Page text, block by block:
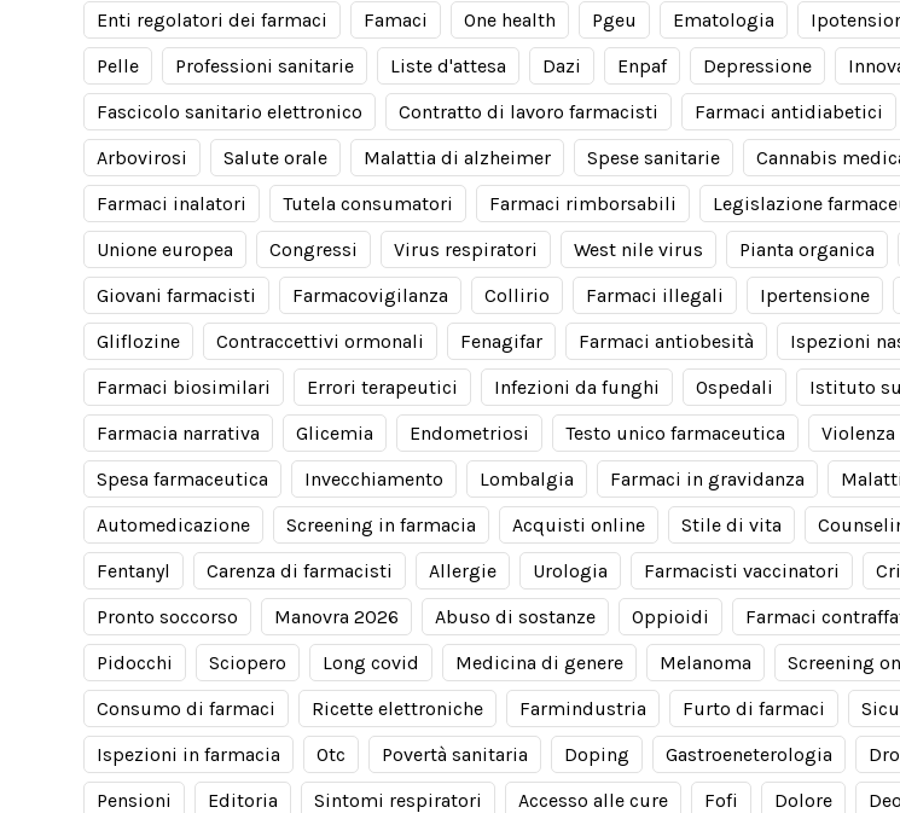
Enti regolatori dei farmaci
Famaci One health Pgeu Ematologia
Pelle
Professioni sanitarie Liste d'attesa Dazi Enpaf Depressione
Fascicolo sanitario elettronico
Contratto di lavoro farmacisti Farmaci antidiabetici
Arbovirosi
Salute orale Malattia di alzheimer Spese sanitarie Cannabis
Farmaci inalatori
Tutela consumatori Farmaci rimborsabili Legislazione
Unione europea
Congressi Virus respiratori West nile virus Pianta organica
Giovani farmacisti
Farmacovigilanza Collirio Farmaci illegali Ipertensione
Gliflozine
Contraccettivi ormonali Fenagifar Farmaci antiobesità Ispezioni
Farmaci biosimilari
Errori terapeutici Infezioni da funghi Ospedali
Istituto
Farmacia narrativa
Glicemia Endometriosi Testo unico farmaceutica
Spesa farmaceutica
Invecchiamento Lombalgia Farmaci in gravidanza
Automedicazione
Screening in farmacia Acquisti online Stile di vita
Fentanyl
Carenza di farmacisti Allergie Urologia Farmacisti vaccinatori
Pronto soccorso
Manovra 2026 Abuso di sostanze Oppioidi Farmaci
Pidocchi
Sciopero Long covid Medicina di genere Melanoma
Screening
Consumo di farmaci
Ricette elettroniche Farmindustria Furto di farmaci
Ispezioni in farmacia
Otc Povertà sanitaria Doping Gastroeneterologia
Pensioni
Editoria Sintomi respiratori Accesso alle cure Fofi Dolore